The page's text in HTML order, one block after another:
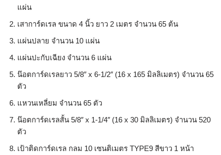
แผ่น
เสาการ์ดเรล ขนาด 4 นิ้ว ยาว 2 เมตร จำนวน 65 ต้น
แผ่นปลาย จำนวน 10 แผ่น
แผ่นปะกับเฉียง จำนวน 6 แผ่น
น๊อตการ์ดเรลยาว 5/8″ x 6-1/2″ (16 x 165 มิลลิเมตร) จำนวน 65
ตัว
แหวนเหลี่ยม จำนวน 65 ตัว
น๊อตการ์ดเรลสั้น 5/8″ x 1-1/4″ (16 x 30 มิลลิเมตร) จำนวน 520
ตัว
เป้าติดการ์ดเรล กลม 10 เซนติเมตร TYPE9 สีขาว 1 หน้า